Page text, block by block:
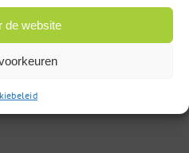
de website
bij